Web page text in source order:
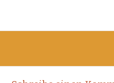
Post